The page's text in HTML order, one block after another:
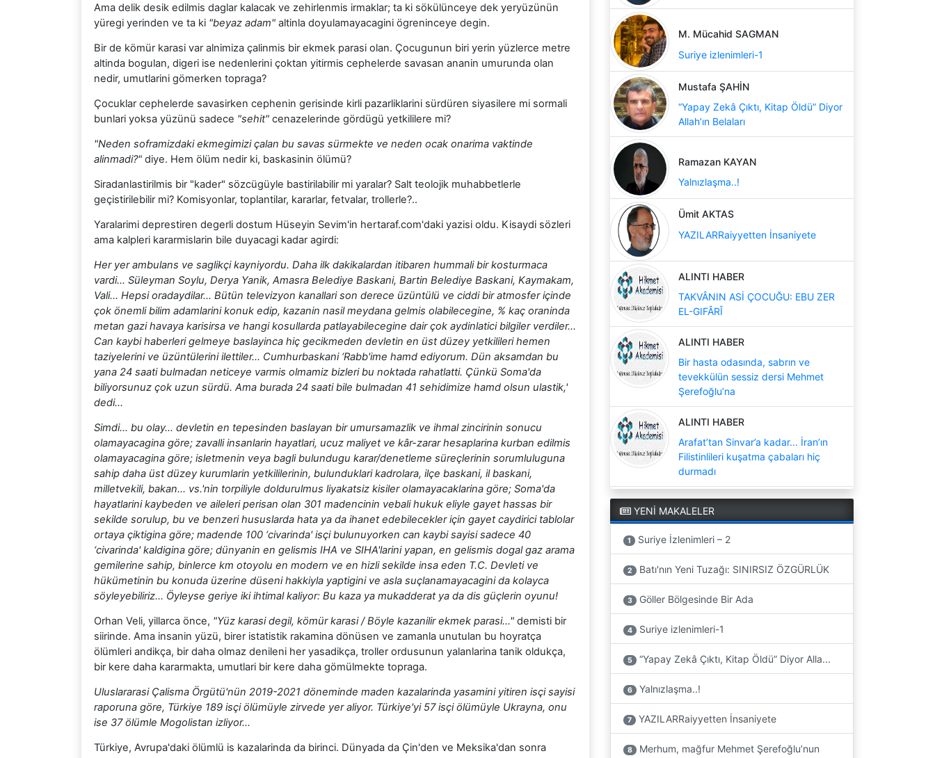
Ama delik desik edilmis daglar kalacak ve zehirlenmis irmaklar; ta ki sökülünceye dek yeryüzünün
yüregi yerinden ve ta ki "beyaz adam"altinla doyulamayacagini ögreninceye degin.
Bir de kömür karasi var alnimiza çalinmis bir ekmek parasi olan. Çocugunun biri yerin yüzlerce metre
altinda bogulan, digeri ise nedenlerini çoktan yitirmis cephelerde savasan ananin umurunda olan
nedir, umutlarini gömerken topraga?
Çocuklar cephelerde savasirken cephenin gerisinde kirli pazarliklarini sürdüren siyasilere mi sormali
bunlari yoksa yüzünü sadece "sehit"cenazelerinde gördügü yetkililere mi?
"Neden soframizdaki ekmegimizi çalan bu savas sürmekte ve neden ocak onarima vaktinde
alinmadi?"diye. Hem ölüm nedir ki, baskasinin ölümü?
Siradanlastirilmis bir "kader" sözcügüyle bastirilabilir mi yaralar? Salt teolojik muhabbetlerle
geçistirilebilir mi? Komisyonlar, toplantilar, kararlar, fetvalar, trollerle?..
Yaralarimi deprestiren degerli dostum Hüseyin Sevim'in hertaraf.com'daki yazisi oldu. Kisaydi sözleri
ama kalpleri kararmislarin bile duyacagi kadar agirdi:
Her yer ambulans ve saglikçi kayniyordu. Daha ilk dakikalardan itibaren hummali bir kosturmaca
vardi… Süleyman Soylu, Derya Yanik, Amasra Belediye Baskani, Bartin Belediye Baskani, Kaymakam,
Vali... Hepsi oradaydilar… Bütün televizyon kanallari son derece üzüntülü ve ciddi bir atmosfer içinde
çok önemli bilim adamlarini konuk edip, kazanin nasil meydana gelmis olabilecegine, % kaç oraninda
metan gazi havaya karisirsa ve hangi kosullarda patlayabilecegine dair çok aydinlatici bilgiler verdiler…
Can kaybi haberleri gelmeye baslayinca hiç gecikmeden devletin en üst düzey yetkilileri hemen
taziyelerini ve üzüntülerini ilettiler… Cumhurbaskani ‘Rabb'ime hamd ediyorum. Dün aksamdan bu
yana 24 saati bulmadan neticeye varmis olmamiz bizleri bu noktada rahatlatti. Çünkü Soma'da
biliyorsunuz çok uzun sürdü. Ama burada 24 saati bile bulmadan 41 sehidimize hamd olsun ulastik,'
dedi…
Simdi... bu olay... devletin en tepesinden baslayan bir umursamazlik ve ihmal zincirinin sonucu
olamayacagina göre; zavalli insanlarin hayatlari, ucuz maliyet ve kâr-zarar hesaplarina kurban edilmis
olamayacagina göre; isletmenin veya bagli bulundugu karar/denetleme süreçlerinin sorumluluguna
sahip daha üst düzey kurumlarin yetkililerinin, bulunduklari kadrolara, ilçe baskani, il baskani,
milletvekili, bakan... vs.'nin torpiliyle doldurulmus liyakatsiz kisiler olamayacaklarina göre; Soma'da
hayatlarini kaybeden ve aileleri perisan olan 301 madencinin vebali hukuk eliyle gayet hassas bir
sekilde sorulup, bu ve benzeri hususlarda hata ya da ihanet edebilecekler için gayet caydirici tablolar
ortaya çiktigina göre; madende 100 ‘civarinda' isçi bulunuyorken can kaybi sayisi sadece 40
‘civarinda' kaldigina göre; dünyanin en gelismis IHA ve SIHA'larini yapan, en gelismis dogal gaz arama
gemilerine sahip, binlerce km otoyolu en modern ve en hizli sekilde insa eden T.C. Devleti ve
hükümetinin bu konuda üzerine düseni hakkiyla yaptigini ve asla suçlanamayacagini da kolayca
söyleyebiliriz… Öyleyse geriye iki ihtimal kaliyor: Bu kaza ya mukadderat ya da dis güçlerin oyunu!
Orhan Veli, yillarca önce, "Yüz karasi degil, kömür karasi / Böyle kazanilir ekmek parasi…" demisti bir
siirinde. Ama insanin yüzü, birer istatistik rakamina dönüsen ve zamanla unutulan bu hoyratça
ölümleri andikça, bir daha olmaz denileni her yasadikça, troller ordusunun yalanlarina tanik oldukça,
bir kere daha kararmakta, umutlari bir kere daha gömülmekte topraga.
Uluslararasi Çalisma Örgütü'nün 2019-2021 döneminde maden kazalarinda yasamini yitiren isçi sayisi
raporuna göre, Türkiye 189 isçi ölümüyle zirvede yer aliyor. Türkiye'yi 57 isçi ölümüyle Ukrayna, onu
ise 37 ölümle Mogolistan izliyor...
Türkiye, Avrupa'daki ölümlü is kazalarinda da birinci. Dünyada da Çin'den ve Meksika'dan sonra
M. Mücahid SAGMAN
Suriye izlenimleri-1
Mustafa ŞAHİN
“Yapay Zekâ Çıktı, Kitap Öldü” Diyor
Allah’ın Belaları
Ramazan KAYAN
Yalnızlaşma..!
Ümit AKTAS
YAZILARRaiyyetten İnsaniyete
ALINTI HABER
TAKVÂNIN ASİ ÇOCUĞU: EBU ZER
EL-GIFÂRÎ
ALINTI HABER
Bir hasta odasında, sabrın ve
tevekkülün sessiz dersi Mehmet
Şerefoğlu’na
ALINTI HABER
Arafat’tan Sinvar’a kadar... İran’ın
Filistinlileri kuşatma çabaları hiç
durmadı
YENİ MAKALELER
1 Suriye İzlenimleri – 2
2 Batı'nın Yeni Tuzağı: SINIRSIZ ÖZGÜRLÜK
3 Göller Bölgesinde Bir Ada
4 Suriye izlenimleri-1
5 “Yapay Zekâ Çıktı, Kitap Öldü” Diyor Alla...
6 Yalnızlaşma..!
7 YAZILARRaiyyetten İnsaniyete
8
Merhum, mağfur Mehmet Şerefoğlu’nun